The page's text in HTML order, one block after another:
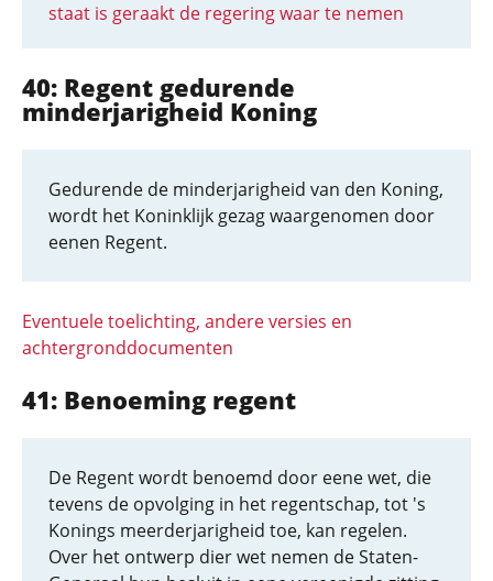
staat is geraakt de regering waar te nemen
40: Regent gedurende
minderjarigheid Koning
Gedurende de minderjarigheid van den Koning,
wordt het Koninklijk gezag waargenomen door
eenen Regent.
Eventuele toelichting, andere versies en
achtergronddocumenten
41: Benoeming regent
De Regent wordt benoemd door eene wet, die
tevens de opvolging in het regentschap, tot 's
Konings meerderjarigheid toe, kan regelen.
Over het ontwerp dier wet nemen de Staten-